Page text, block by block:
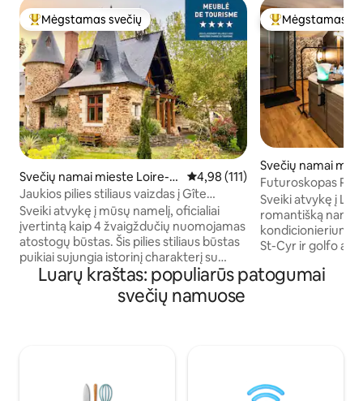
Svečių mėgstamiausias
Mėgstamas svečių
Svečių namai mieste Loire-A
uthion
Vidutinis įvertinimas: 4,98 iš 5,
4,98 (111)
Jaukios pilies stiliaus vaizdas į Gîte
tvenkinį
Sveiki atvykę į mūsų namelį, oficialiai
įvertintą kaip 4 žvaigždučių nuomojamas
atostogų būstas. Šis pilies stiliaus būstas
puikiai sujungia istorinį charakterį su
moderniais patogumais jūsų viešnagei.
Patogūs patogumai: gerai įrengta
virtuvė su visais būtiniausiais
naudodami tradicinę akmeninę
Svečių
Mėgstamas
Svečių namai
mont Saint-Cyr
Futuroskopas
Romantiškas Gite
Sveiki atvykę į
romantišką
kondicionieriumi,
St-Cyr ir golfo
„Love Sofa“,
kasdienybės,
Luarų kraštas: populiarūs patogumai
svečių namuose